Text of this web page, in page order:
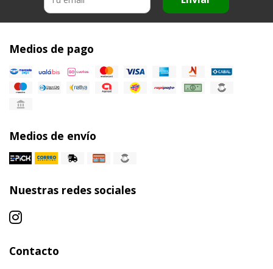
Medios de pago
Medios de envío
Nuestras redes sociales
Contacto